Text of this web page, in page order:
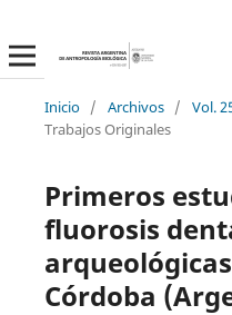
Inicio / Archivos / Vol.
Trabajos Originales
Primeros
fluorosis
Córdoba